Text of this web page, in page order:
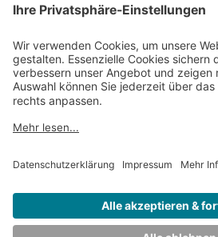
Kontakt
Datenschutz
Newsletter